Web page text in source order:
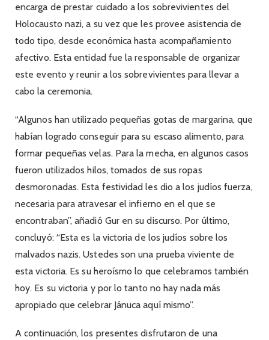
encarga de prestar cuidado a los sobrevivientes del
Holocausto nazi, a su vez que les provee asistencia de
todo tipo, desde económica hasta acompañamiento
afectivo. Esta entidad fue la responsable de organizar
este evento y reunir a los sobrevivientes para llevar a
cabo la ceremonia.
“Algunos han utilizado pequeñas gotas de margarina, que
habían logrado conseguir para su escaso alimento, para
formar pequeñas velas. Para la mecha, en algunos casos
fueron utilizados hilos, tomados de sus ropas
desmoronadas. Esta festividad les dio a los judíos fuerza,
necesaria para atravesar el infierno en el que se
encontraban”, añadió Gur en su discurso. Por último,
concluyó: “Esta es la victoria de los judíos sobre los
malvados nazis. Ustedes son una prueba viviente de
esta victoria. Es su heroísmo lo que celebramos también
hoy. Es su victoria y por lo tanto no hay nada más
apropiado que celebrar Jánuca aquí mismo”.
A continuación, los presentes disfrutaron de una